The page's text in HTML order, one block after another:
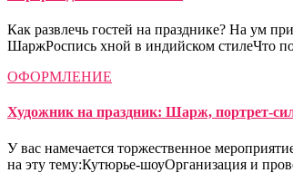
Как развлечь гостей на празднике? На ум
ШаржРоспись хной в индийском стилеЧто
ОФОРМЛЕНИЕ
Художник на праздник: Шарж, портрет-
У вас намечается торжественное
на эту тему:Кутюрье-шоуОрганизация и